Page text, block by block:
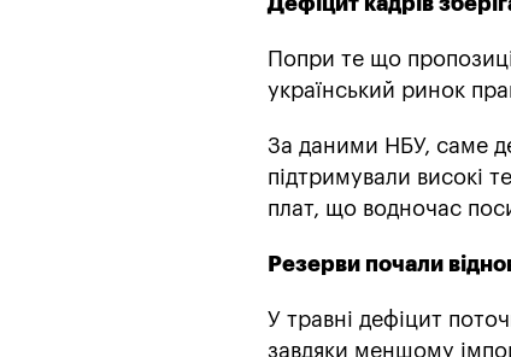
Попри те що
український ринок
За даними НБУ, саме
підтримували високі
плат, що водночас
Резерви почали
У травні дефіцит
завдяки меншому